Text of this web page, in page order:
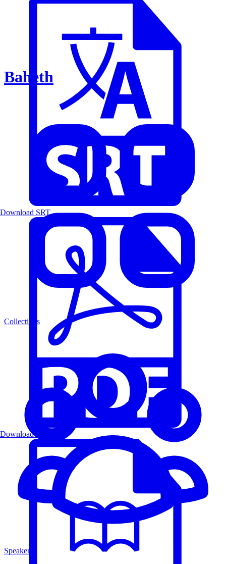
Baheth
Collections
Speakers
Download SRT
Download PDF